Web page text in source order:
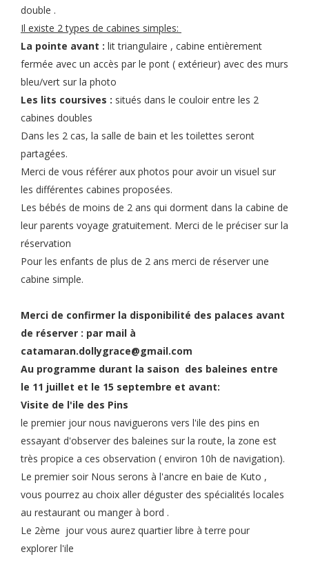
double .
Il existe 2 types de cabines simples:
La pointe avant : lit triangulaire , cabine entièrement
fermée avec un accès par le pont ( extérieur) avec des murs
bleu/vert sur la photo
Les lits coursives : situés dans le couloir entre les 2
cabines doubles
Dans les 2 cas, la salle de bain et les toilettes seront
partagées.
Merci de vous référer aux photos pour avoir un visuel sur
les différentes cabines proposées.
Les bébés de moins de 2 ans qui dorment dans la cabine de
leur parents voyage gratuitement. Merci de le préciser sur la
réservation
Pour les enfants de plus de 2 ans merci de réserver une
cabine simple.
Merci de confirmer la disponibilité des palaces avant
de réserver : par mail à
catamaran.dollygrace@gmail.com
Au programme durant la saison des baleines entre
le 11 juillet et le 15 septembre et avant:
Visite de l'ile des Pins
le premier jour nous naviguerons vers l'ile des pins en
essayant d'observer des baleines sur la route, la zone est
très propice a ces observation ( environ 10h de navigation).
Le premier soir Nous serons à l'ancre en baie de Kuto ,
vous pourrez au choix aller déguster des spécialités locales
au restaurant ou manger à bord .
Le 2ème jour vous aurez quartier libre à terre pour
explorer l'ile